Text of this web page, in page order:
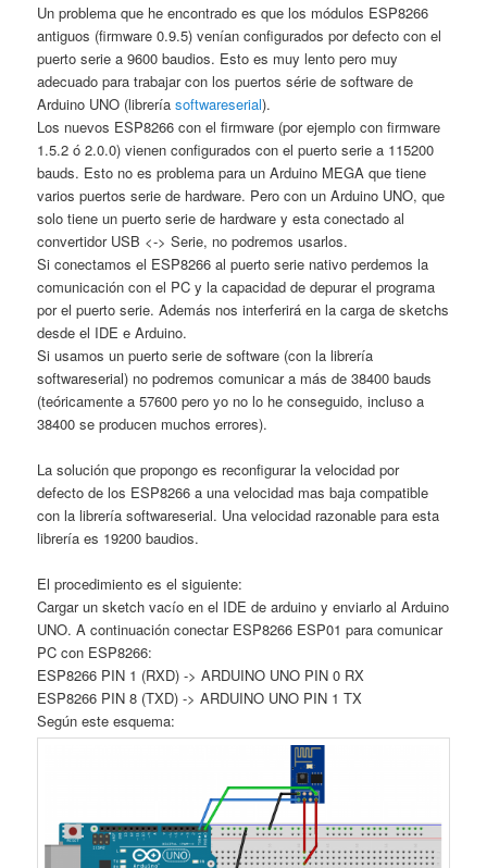
Un problema que he encontrado es que los módulos ESP8266
antiguos (firmware 0.9.5) venían configurados por defecto con el
puerto serie a 9600 baudios. Esto es muy lento pero muy
adecuado para trabajar con los puertos série de software de
Arduino UNO (libreríasoftwareserial).
Los nuevos ESP8266 con el firmware (por ejemplo con firmware
1.5.2 ó 2.0.0) vienen configurados con el puerto serie a 115200
bauds. Esto no es problema para un Arduino MEGA que tiene
varios puertos serie de hardware. Pero con un Arduino UNO, que
solo tiene un puerto serie de hardware y esta conectado al
convertidor USB <-> Serie, no podremos usarlos.
Si conectamos el ESP8266 al puerto serie nativo perdemos la
comunicación con el PC y la capacidad de depurar el programa
por el puerto serie. Además nos interferirá en la carga de sketchs
desde el IDE e Arduino.
Si usamos un puerto serie de software (con la librería
softwareserial) no podremos comunicar a más de 38400 bauds
(teóricamente a 57600 pero yo no lo he conseguido, incluso a
38400 se producen muchos errores).
La solución que propongo es reconfigurar la velocidad por
defecto de los ESP8266 a una velocidad mas baja compatible
con la librería softwareserial. Una velocidad razonable para esta
librería es 19200 baudios.
El procedimiento es el siguiente:
Cargar un sketch vacío en el IDE de arduino y enviarlo al Arduino
UNO. A continuación conectar ESP8266 ESP01 para comunicar
PC con ESP8266:
ESP8266 PIN 1 (RXD) -> ARDUINO UNO PIN 0 RX
ESP8266 PIN 8 (TXD) -> ARDUINO UNO PIN 1 TX
Según este esquema: